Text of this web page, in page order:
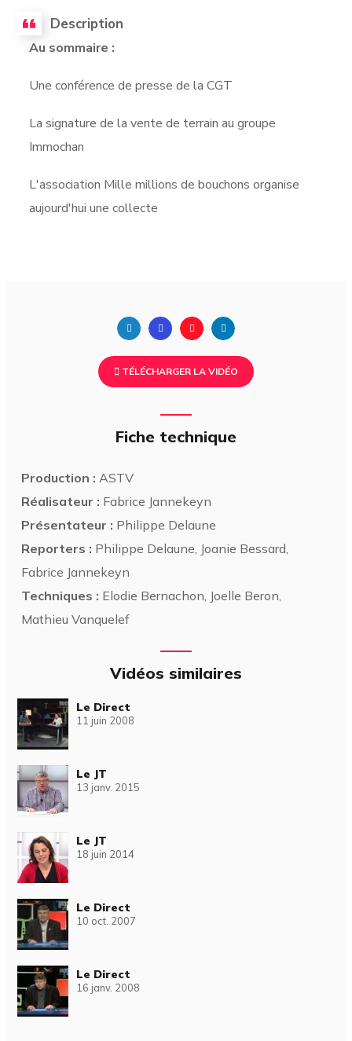
Description
Au sommaire :
Une conférence de presse de la CGT
La signature de la vente de terrain au groupe
Immochan
L'association Mille millions de bouchons organise
aujourd'hui une collecte
TÉLÉCHARGER LA VIDÉO
Fiche technique
Production : ASTV
Réalisateur : Fabrice Jannekeyn
Présentateur : Philippe Delaune
Reporters : Philippe Delaune, Joanie Bessard,
Fabrice Jannekeyn
Techniques : Elodie Bernachon, Joelle Beron,
Mathieu Vanquelef
Vidéos similaires
Le Direct
11 juin 2008
Le JT
13 janv. 2015
Le JT
18 juin 2014
Le Direct
10 oct. 2007
Le Direct
16 janv. 2008